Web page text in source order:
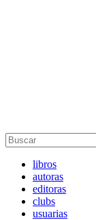
libros
autoras
editoras
clubs
usuarias